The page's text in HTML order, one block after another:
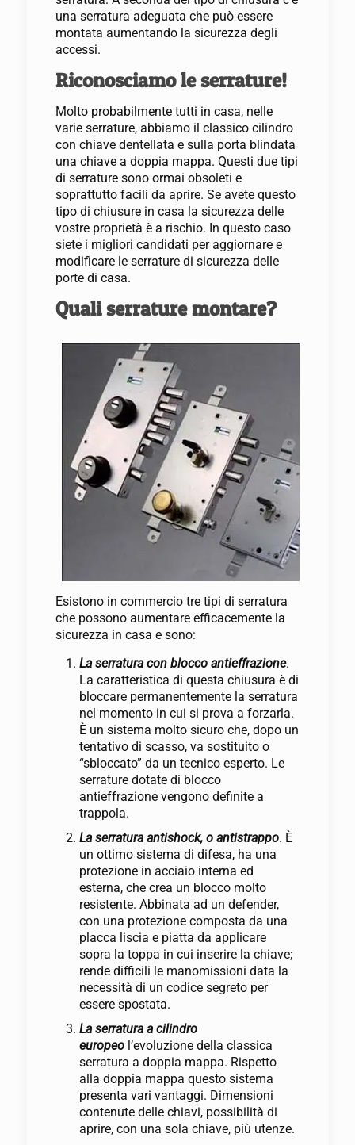
una serratura adeguata che può essere
montata aumentando la sicurezza degli
accessi.
Riconosciamo le serrature!
Molto probabilmente tutti in casa, nelle
varie serrature, abbiamo il classico cilindro
con chiave dentellata e sulla porta blindata
una chiave a doppia mappa. Questi due tipi
di serrature sono ormai obsoleti e
soprattutto facili da aprire. Se avete questo
tipo di chiusure in casa la sicurezza delle
vostre proprietà è a rischio. In questo caso
siete i migliori candidati per aggiornare e
modificare le serrature di sicurezza delle
porte di casa.
Quali serrature montare?
Esistono in commercio tre tipi di serratura
che possono aumentare efficacemente la
sicurezza in casa e sono:
La serratura con blocco antieffrazione.
La caratteristica di questa chiusura è di
bloccare permanentemente la serratura
nel momento in cui si prova a forzarla.
È un sistema molto sicuro che, dopo un
tentativo di scasso, va sostituito o
“sbloccato” da un tecnico esperto. Le
serrature dotate di blocco
antieffrazione vengono definite a
trappola.
La serratura antishock, o antistrappo. È
un ottimo sistema di difesa, ha una
protezione in acciaio interna ed
esterna, che crea un blocco molto
resistente. Abbinata ad un defender,
con una protezione composta da una
placca liscia e piatta da applicare
sopra la toppa in cui inserire la chiave;
rende difficili le manomissioni data la
necessità di un codice segreto per
essere spostata.
La serratura a cilindro
europeol’evoluzione della classica
serratura a doppia mappa. Rispetto
alla doppia mappa questo sistema
presenta vari vantaggi. Dimensioni
contenute delle chiavi, possibilità di
aprire, con una sola chiave, più utenze.